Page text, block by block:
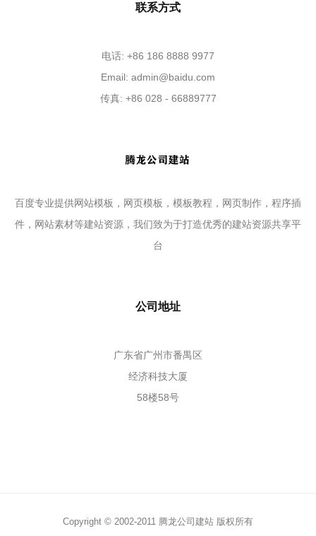
联系方式
电话: +86 186 8888 9977
Email: admin@baidu.com
传真: +86 028 - 66889777
百度专业提供网站模板，网页模板，模板教程，网页制作，程序插
件，网站素材等建站资源，我们致为于打造优秀的建站资源共享平
台
公司地址
广东省广州市番禺区
经济科技大厦
58楼58号
Copyright © 2002-2011 腾龙公司建站 版权所有